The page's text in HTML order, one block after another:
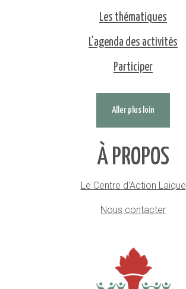
Les thématiques
L'agenda des activités
Participer
Aller plus loin
À PROPOS
Le Centre d'Action Laïque
Nous contacter